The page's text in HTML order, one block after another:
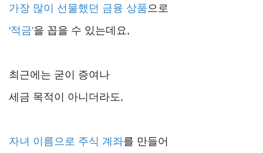
가장 많이 선물했던 금융 상품으로
'적금'을 꼽을 수 있는데요,
최근에는 굳이 증여나
세금 목적이 아니더라도,
자녀 이름으로 주식 계좌를 만들어